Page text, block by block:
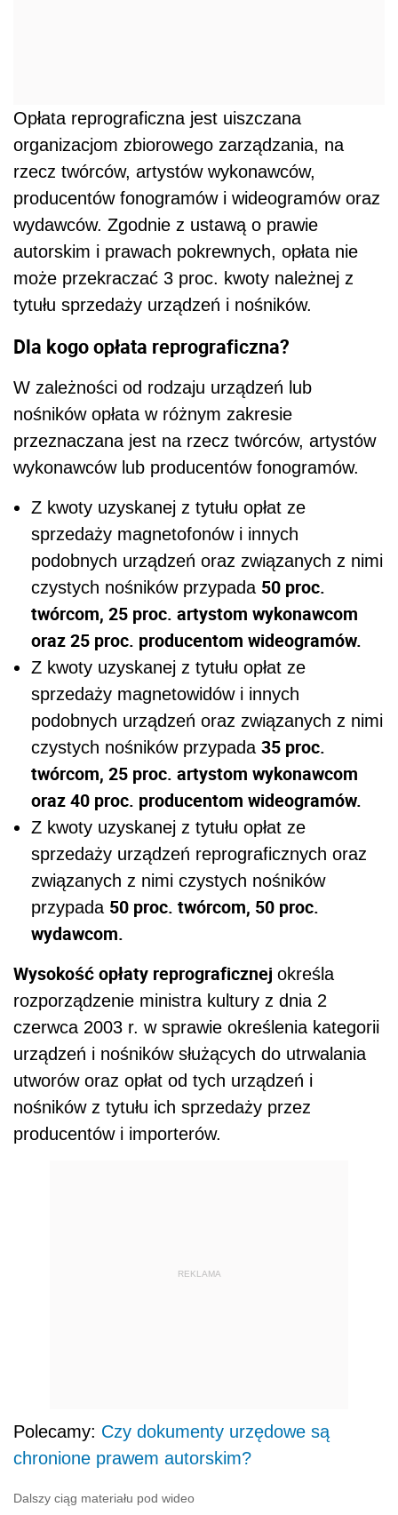
Opłata reprograficzna jest uiszczana
organizacjom zbiorowego zarządzania, na
rzecz twórców, artystów wykonawców,
producentów fonogramów i wideogramów oraz
wydawców. Zgodnie z ustawą o prawie
autorskim i prawach pokrewnych, opłata nie
może przekraczać 3 proc. kwoty należnej z
tytułu sprzedaży urządzeń i nośników.
Dla kogo opłata reprograficzna?
W zależności od rodzaju urządzeń lub
nośników opłata w różnym zakresie
przeznaczana jest na rzecz twórców, artystów
wykonawców lub producentów fonogramów.
Z kwoty uzyskanej z tytułu opłat ze
sprzedaży magnetofonów i innych
podobnych urządzeń oraz związanych z nimi
czystych nośników przypada 50 proc.
twórcom, 25 proc. artystom wykonawcom
oraz 25 proc. producentom wideogramów.
Z kwoty uzyskanej z tytułu opłat ze
sprzedaży magnetowidów i innych
podobnych urządzeń oraz związanych z nimi
czystych nośników przypada 35 proc.
twórcom, 25 proc. artystom wykonawcom
oraz 40 proc. producentom wideogramów.
Z kwoty uzyskanej z tytułu opłat ze
sprzedaży urządzeń reprograficznych oraz
związanych z nimi czystych nośników
przypada 50 proc. twórcom, 50 proc.
wydawcom.
Wysokość opłaty reprograficznej określa
rozporządzenie ministra kultury z dnia 2
czerwca 2003 r. w sprawie określenia kategorii
urządzeń i nośników służących do utrwalania
utworów oraz opłat od tych urządzeń i
nośników z tytułu ich sprzedaży przez
producentów i importerów.
REKLAMA
Polecamy: Czy dokumenty urzędowe są
chronione prawem autorskim?
Dalszy ciąg materiału pod wideo